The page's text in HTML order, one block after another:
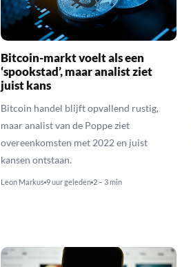
Bitcoin-markt voelt als een
‘spookstad’, maar analist ziet
juist kans
Bitcoin handel blijft opvallend rustig,
maar analist van de Poppe ziet
overeenkomsten met 2022 en juist
kansen ontstaan.
Leon Markus 9 uur geleden 2 – 3 min